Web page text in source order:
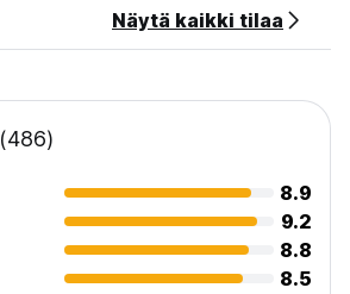
Näytä kaikki tilaa
(486)
8.9
9.2
8.8
8.5